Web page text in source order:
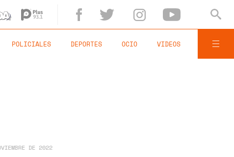
POLICIALES DEPORTES OCIO VIDEOS
DE 2022